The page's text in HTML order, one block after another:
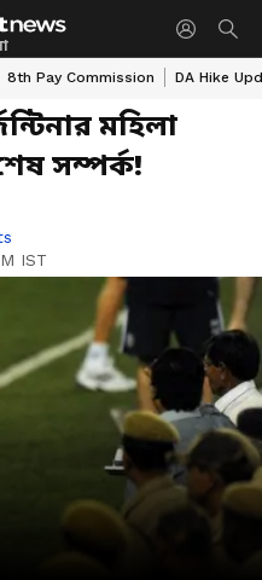
8th Pay Commission DA Hike
মহিলা
সম্পর্ক!
IST